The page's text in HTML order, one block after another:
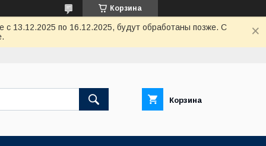
Корзина
с 13.12.2025 по 16.12.2025, будут обработаны позже. С
Корзина